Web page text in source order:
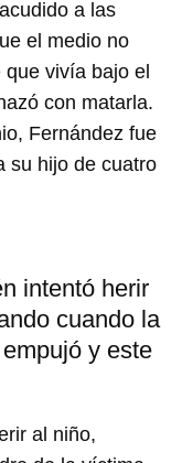
a las
el medio no
vivía bajo el
con matarla.
Fernández fue
su hijo de cuatro
intentó herir
cuando la
y este
al niño,